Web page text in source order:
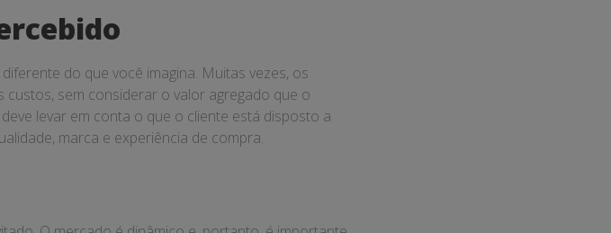
do que você imagina. Muitas vezes, os
sem considerar o valor agregado que o
levar em conta o que o cliente está disposto a
marca e experiência de compra.